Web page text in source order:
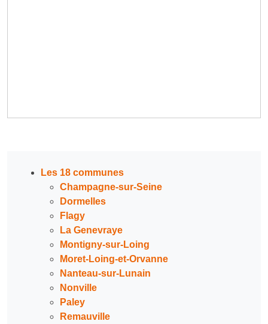
Les 18 communes
Champagne-sur-Seine
Dormelles
Flagy
La Genevraye
Montigny-sur-Loing
Moret-Loing-et-Orvanne
Nanteau-sur-Lunain
Nonville
Paley
Remauville